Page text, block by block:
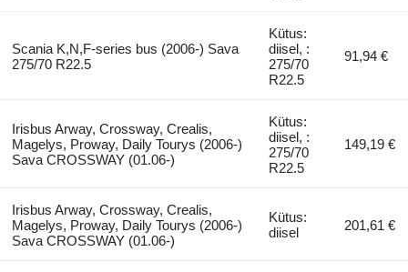
Scania K,N,F-series bus (2006-) Sava
275/70 R22.5
Kütus:
diisel, :
275/70
R22.5
91,94 €
Irisbus Arway, Crossway, Crealis,
Magelys, Proway, Daily Tourys (2006-)
Sava CROSSWAY (01.06-)
Kütus:
diisel, :
275/70
R22.5
149,19 €
Irisbus Arway, Crossway, Crealis,
Magelys, Proway, Daily Tourys (2006-)
Sava CROSSWAY (01.06-)
Kütus:
diisel
201,61 €